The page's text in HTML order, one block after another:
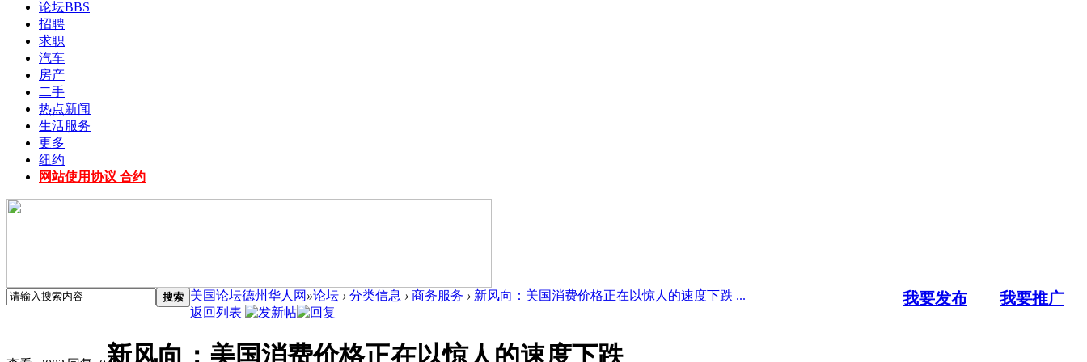
论坛BBS
招聘
求职
汽车
房产
二手
热点新闻
生活服务
更多
纽约
网站使用协议 合约
搜索 我要发布 我要推广
美国论坛德州华人网 »论坛 › 分类信息 › 商务服务 › 新风向：美国消费价格正在以惊人的速度下跌 ...
返回列表
新风向：美国消费价格正在以惊人的速度下跌